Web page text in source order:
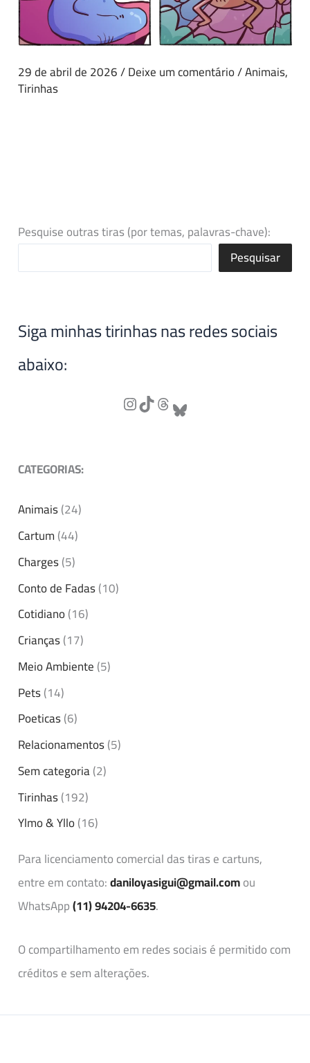
29 de abril de 2026/Deixe um comentário/Animais,
Tirinhas
Pesquise outras tiras (por temas, palavras-chave):
Pesquisar
Siga minhas tirinhas nas redes sociais
abaixo:
CATEGORIAS:
Animais(24)
Cartum(44)
Charges(5)
Conto de Fadas(10)
Cotidiano(16)
Crianças(17)
Meio Ambiente(5)
Pets(14)
Poeticas(6)
Relacionamentos(5)
Sem categoria(2)
Tirinhas(192)
Ylmo & Yllo(16)
Para licenciamento comercial das tiras e cartuns,
entre em contato:daniloyasigui@gmail.comou
WhatsApp(11) 94204-6635.
O compartilhamento em redes sociais é permitido com
créditos e sem alterações.